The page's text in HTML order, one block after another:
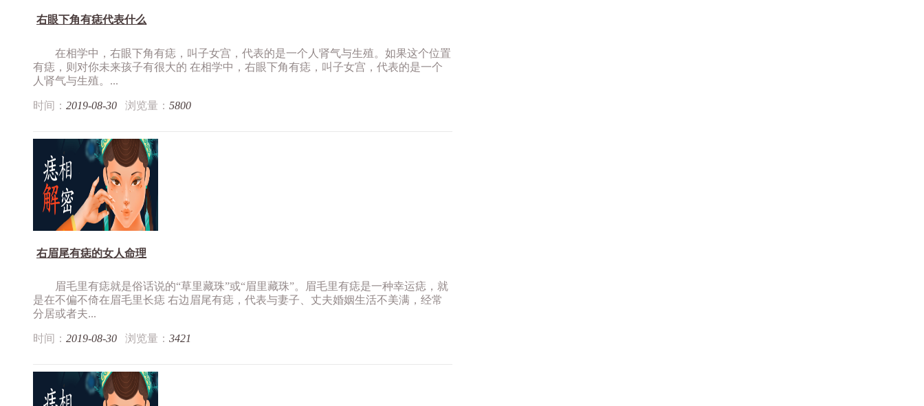
右眼下角有痣代表什么
在相学中，右眼下角有痣，叫子女宫，代表的是一个人肾气与生殖。如果这个位置
有痣，则对你未来孩子有很大的 在相学中，右眼下角有痣，叫子女宫，代表的是一个
人肾气与生殖。...
时间： 2019-08-30 浏览量： 5800
右眉尾有痣的女人命理
眉毛里有痣就是俗话说的“草里藏珠”或“眉里藏珠”。眉毛里有痣是一种幸运痣，就
是在不偏不倚在眉毛里长痣 右边眉尾有痣，代表与妻子、丈夫婚姻生活不美满，经常
分居或者夫...
时间： 2019-08-30 浏览量： 3421